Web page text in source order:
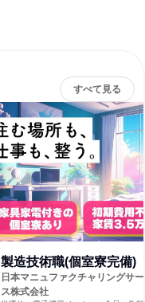
すべて見る
製造技術職(個室寮完備)
日本マニュファクチャリングサ
ス株式会社